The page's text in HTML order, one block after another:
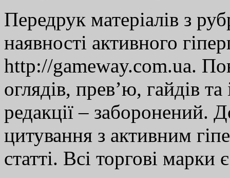
Передрук матеріалів з
наявності активного
http://gameway.com.ua.
оглядів, прев’ю, гайдів
редакції – заборонений.
цитування з активним
статті. Всі торгові марки